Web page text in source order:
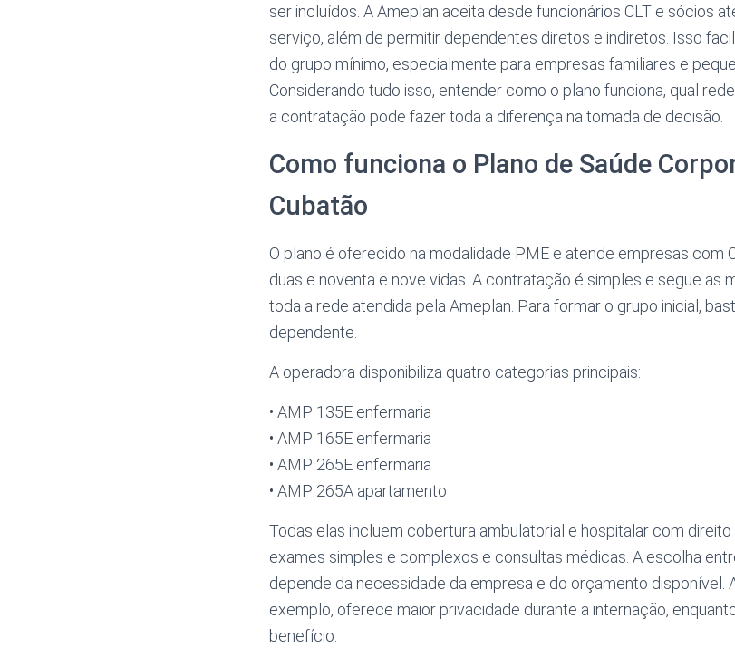
ser incluídos. A Ameplan aceita desde funcionários CLT e sócios
serviço, além de permitir dependentes diretos e indiretos. Isso
do grupo mínimo, especialmente para empresas familiares e
Considerando tudo isso, entender como o plano funciona, qual
a contratação pode fazer toda a diferença na tomada de decisão.
Como funciona o Plano de Saúde
Cubatão
O plano é oferecido na modalidade PME e atende empresas com
duas e noventa e nove vidas. A contratação é simples e segue as
toda a rede atendida pela Ameplan. Para formar o grupo inicial,
dependente.
A operadora disponibiliza quatro categorias principais:
• AMP 135E enfermaria
• AMP 165E enfermaria
• AMP 265E enfermaria
• AMP 265A apartamento
Todas elas incluem cobertura ambulatorial e hospitalar com direito
exames simples e complexos e consultas médicas. A escolha
depende da necessidade da empresa e do orçamento disponível.
exemplo, oferece maior privacidade durante a internação,
benefício.